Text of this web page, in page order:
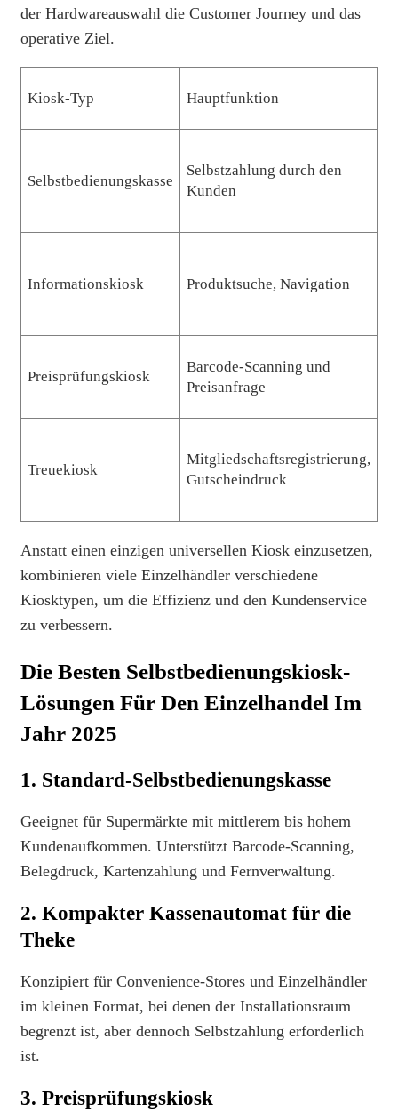
der Hardwareauswahl die Customer Journey und das
operative Ziel.
Kiosk-Typ Hauptfunktion
Selbstbedienungskasse
Selbstzahlung durch den
Kunden
Informationskiosk Produktsuche, Navigation
Preisprüfungskiosk
Barcode-Scanning und
Preisanfrage
Treuekiosk
Mitgliedschaftsregistrierung,
Gutscheindruck
Anstatt einen einzigen universellen Kiosk einzusetzen,
kombinieren viele Einzelhändler verschiedene
Kiosktypen, um die Effizienz und den Kundenservice
zu verbessern.
Die Besten Selbstbedienungskiosk-
Lösungen Für Den Einzelhandel Im
Jahr 2025
1. Standard-Selbstbedienungskasse
Geeignet für Supermärkte mit mittlerem bis hohem
Kundenaufkommen. Unterstützt Barcode-Scanning,
Belegdruck, Kartenzahlung und Fernverwaltung.
2. Kompakter Kassenautomat für die
Theke
Konzipiert für Convenience-Stores und Einzelhändler
im kleinen Format, bei denen der Installationsraum
begrenzt ist, aber dennoch Selbstzahlung erforderlich
ist.
3. Preisprüfungskiosk